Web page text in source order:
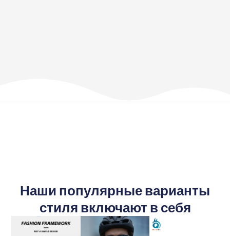
Наши популярные варианты
стиля включают в себя